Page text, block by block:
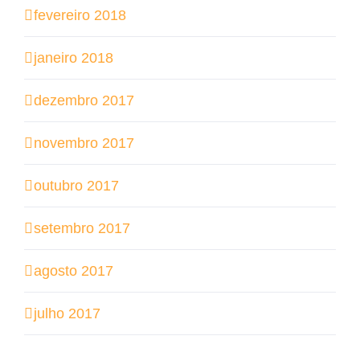
fevereiro 2018
janeiro 2018
dezembro 2017
novembro 2017
outubro 2017
setembro 2017
agosto 2017
julho 2017